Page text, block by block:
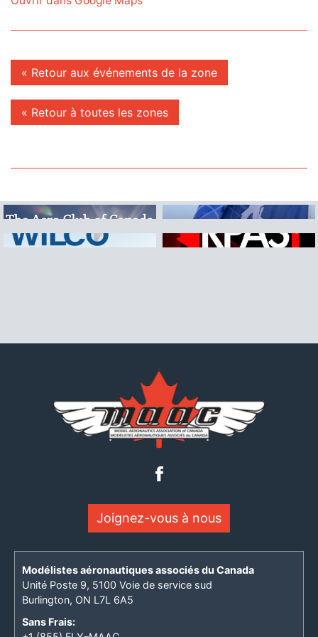
« Retour aux événements de la zone
« Retour à toutes les zones
Joignez-vous à nous
Modélistes aéronautiques associés du Canada
Unité Poste 9, 5100 Voie de service sud
Burlington, ON L7L 6A5
Sans Frais: